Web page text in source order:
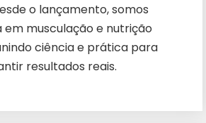
o lançamento, somos
musculação e nutrição
ciência e prática para
resultados reais.